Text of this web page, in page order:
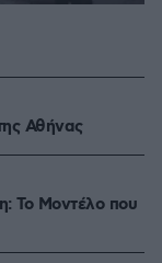
Αθήνας
Το Mοντέλο που